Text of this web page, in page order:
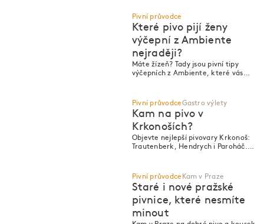
Pivní průvodce
Které pivo pijí ženy
výčepní z Ambiente
nejraději?
Máte žízeň? Tady jsou pivní tipy
výčepních z Ambiente, které vás
Pivní průvodceGastro výlety
Kam na pivo v
Krkonoších?
Objevte nejlepší pivovary Krkonoš:
Trautenberk, Hendrych i Paroháč.
Pivní průvodce Kam v Praze
Staré i nové pražské
pivnice, které nesmíte
minout